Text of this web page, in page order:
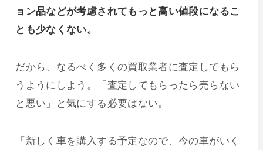
ョン品などが考慮されてもっと高い値段になるこ
とも少なくない。
だから、なるべく多くの買取業者に査定してもら
うようにしよう。「査定してもらったら売らない
と悪い」と気にする必要はない。
「新しく車を購入する予定なので、今の車がいく